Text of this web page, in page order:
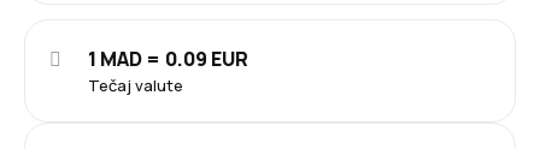
Tečaj valute
1 MAD = 0.09 EUR